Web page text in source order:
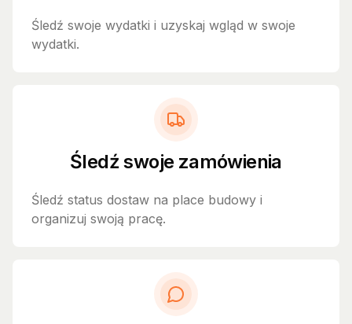
Śledź swoje wydatki i uzyskaj wgląd w swoje
wydatki.
Śledź swoje zamówienia
Śledź status dostaw na place budowy i
organizuj swoją pracę.